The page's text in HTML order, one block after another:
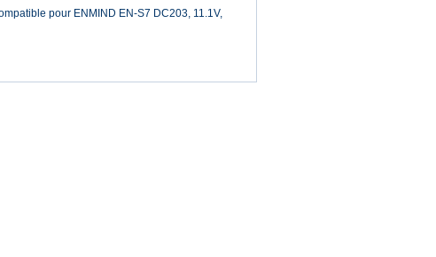
pour ENMIND EN-S7 DC203, 11.1V,